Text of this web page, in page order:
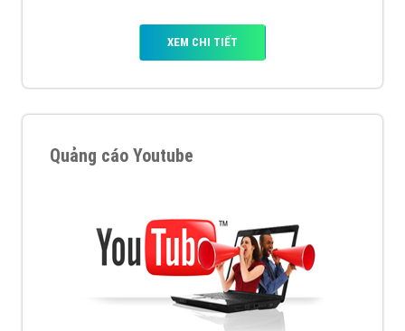
XEM CHI TIẾT
Quảng cáo Youtube